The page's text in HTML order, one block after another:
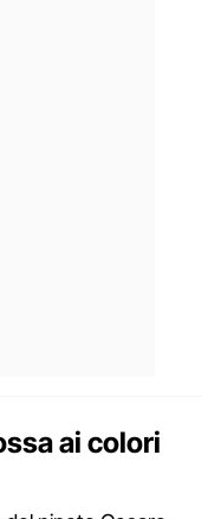
ai colori